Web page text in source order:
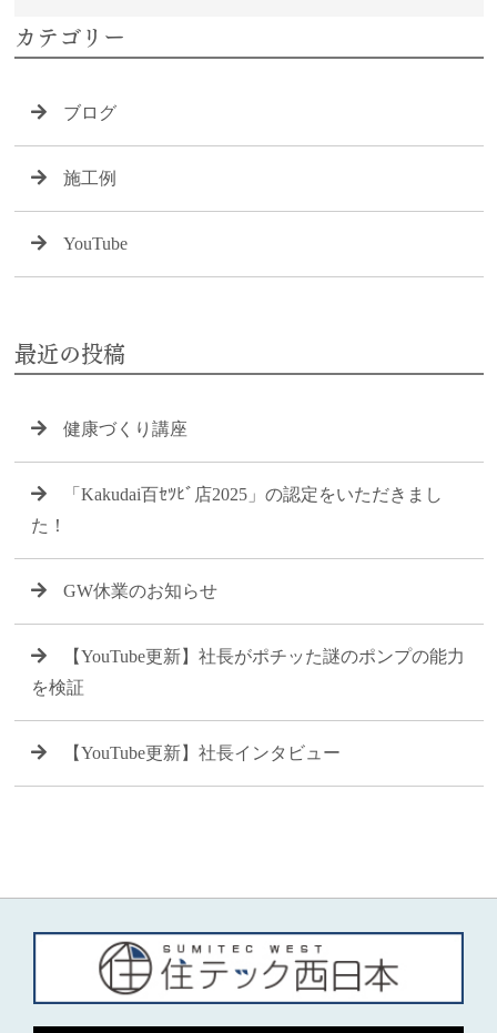
カテゴリー
ブログ
施工例
YouTube
最近の投稿
健康づくり講座
「Kakudai百ｾﾂﾋﾞ店2025」の認定をいただきまし
た！
GW休業のお知らせ
【YouTube更新】社長がポチッた謎のポンプの能力
を検証
【YouTube更新】社長インタビュー